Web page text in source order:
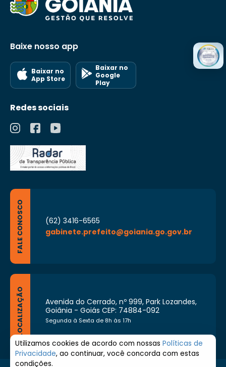
Baixe nosso app
Baixar no
App Store
Baixar no
Google
Play
Redes sociais
FALE CONOSCO
(62) 3416-6565
gabinete.prefeito@goiania.go.gov.br
LOCALIZAÇÃO
Avenida do Cerrado, nº 999, Park Lozandes,
Goiânia - Goiás CEP: 74884-092
Segunda à Sexta de 8h às 17h
Utilizamos cookies de acordo com nossas Políticas de
Privacidade, ao continuar, você concorda com estas
condições.